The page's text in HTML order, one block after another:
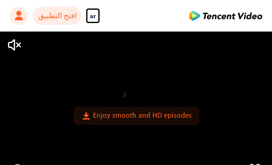
ar افتح التطبيق
Enjoy smooth and HD episodes